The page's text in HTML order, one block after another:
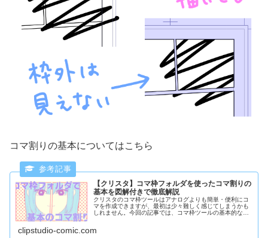
コマ割りの基本についてはこちら
【クリスタ】コマ枠フォルダを使ったコマ割りの
基本を図解付きで徹底解説
クリスタのコマ枠ツールはアナログよりも簡単・便利にコ
マを作成できますが、最初は少々難しく感じてしまうかも
しれません。今回の記事では、コマ枠ツールの基本的な使
clipstudio-comic.com